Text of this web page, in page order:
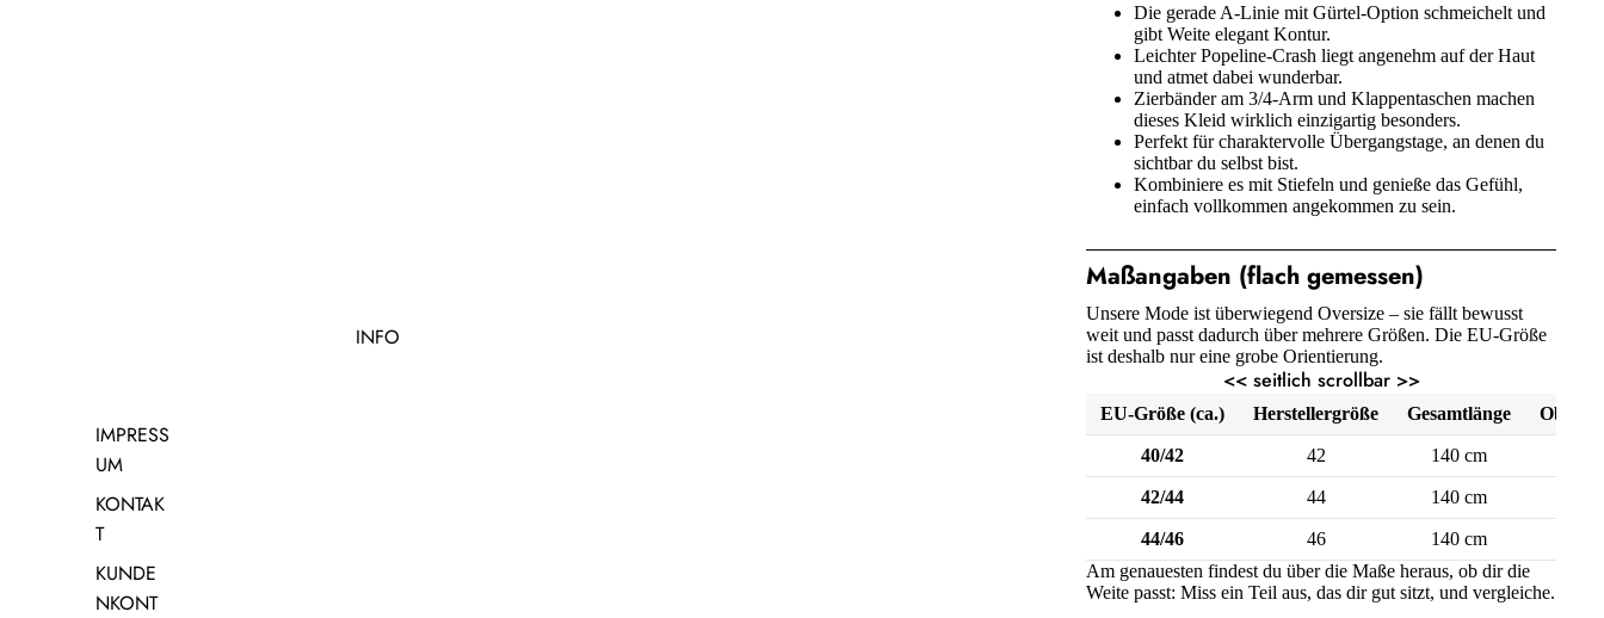
INFO
IMPRESS
UM
KONTAK
T
KUNDE
NKONT
Die gerade A-Linie mit Gürtel-Option schmeichelt und
gibt Weite elegant Kontur.
Leichter Popeline-Crash liegt angenehm auf der Haut
und atmet dabei wunderbar.
Zierbänder am 3/4-Arm und Klappentaschen machen
dieses Kleid wirklich einzigartig besonders.
Perfekt für charaktervolle Übergangstage, an denen du
sichtbar du selbst bist.
Kombiniere es mit Stiefeln und genieße das Gefühl,
einfach vollkommen angekommen zu sein.
Maßangaben (flach gemessen)
Unsere Mode ist überwiegend Oversize – sie fällt bewusst
weit und passt dadurch über mehrere Größen. Die EU-Größe
ist deshalb nur eine grobe Orientierung.
<< seitlich scrollbar >>
EU-Größe (ca.) Herstellergröße Gesamtlänge
40/42 42 140 cm
42/44 44 140 cm
44/46 46 140 cm
Am genauesten findest du über die Maße heraus, ob dir die
Weite passt: Miss ein Teil aus, das dir gut sitzt, und vergleiche.